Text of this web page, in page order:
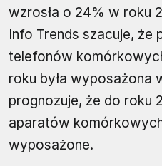
wzrosła o 24% w roku
Info Trends szacuje, że
telefonów
roku była wyposażona
prognozuje, że do roku
aparatów
wyposażone.